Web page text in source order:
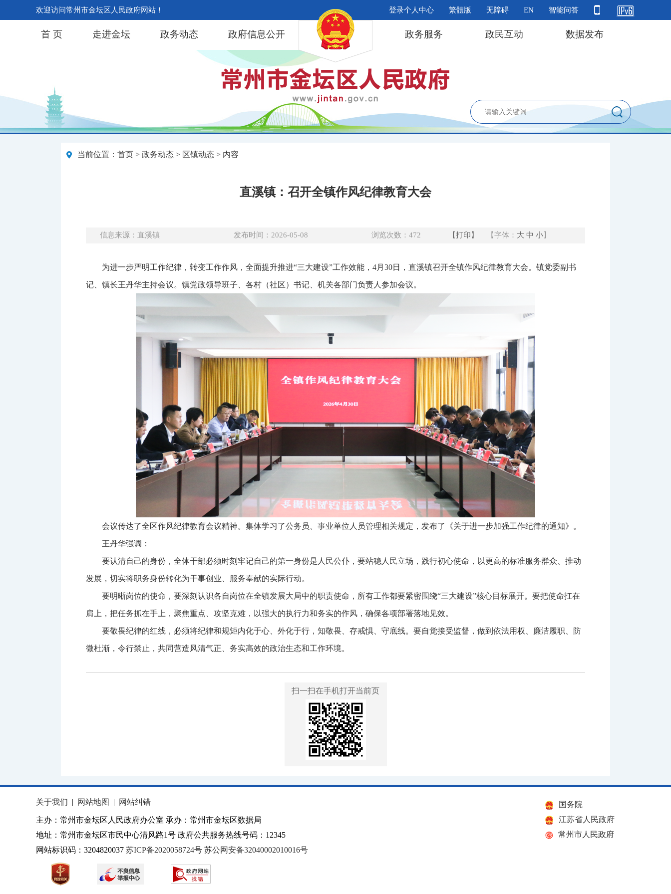
欢迎访问常州市金坛区人民政府网站！ 登录个人中心 繁體版 无障碍 EN 智能问答
首 页 走进金坛 政务动态 政府信息公开 政务服务 政民互动 数据发布
当前位置： 首页 > 政务动态 > 区镇动态 > 内容
直溪镇：召开全镇作风纪律教育大会
信息来源：直溪镇 发布时间：2026-05-08 浏览次数： 472 【打印】 【字体： 大 中 小】
为进一步严明工作纪律，转变工作作风，全面提升推进“三大建设”工作效能，4月30日，直溪镇召开全镇作风纪律教育大会。镇党委副书
记、镇长王丹华主持会议。镇党政领导班子、各村（社区）书记、机关各部门负责人参加会议。
会议传达了全区作风纪律教育会议精神。集体学习了公务员、事业单位人员管理相关规定，发布了《关于进一步加强工作纪律的通知》。
王丹华强调：
要认清自己的身份，全体干部必须时刻牢记自己的第一身份是人民公仆，要站稳人民立场，践行初心使命，以更高的标准服务群众、推动
发展，切实将职务身份转化为干事创业、服务奉献的实际行动。
要明晰岗位的使命，要深刻认识各自岗位在全镇发展大局中的职责使命，所有工作都要紧密围绕“三大建设”核心目标展开。要把使命扛在
肩上，把任务抓在手上，聚焦重点、攻坚克难，以强大的执行力和务实的作风，确保各项部署落地见效。
要敬畏纪律的红线，必须将纪律和规矩内化于心、外化于行，知敬畏、存戒惧、守底线。要自觉接受监督，做到依法用权、廉洁履职、防
微杜渐，令行禁止，共同营造风清气正、务实高效的政治生态和工作环境。
扫一扫在手机打开当前页
关于我们 | 网站地图 | 网站纠错
主办：常州市金坛区人民政府办公室 承办：常州市金坛区数据局
地址：常州市金坛区市民中心清风路1号 政府公共服务热线号码：12345
网站标识码：3204820037 苏ICP备2020058724号 苏公网安备32040002010016号
国务院
江苏省人民政府
常州市人民政府